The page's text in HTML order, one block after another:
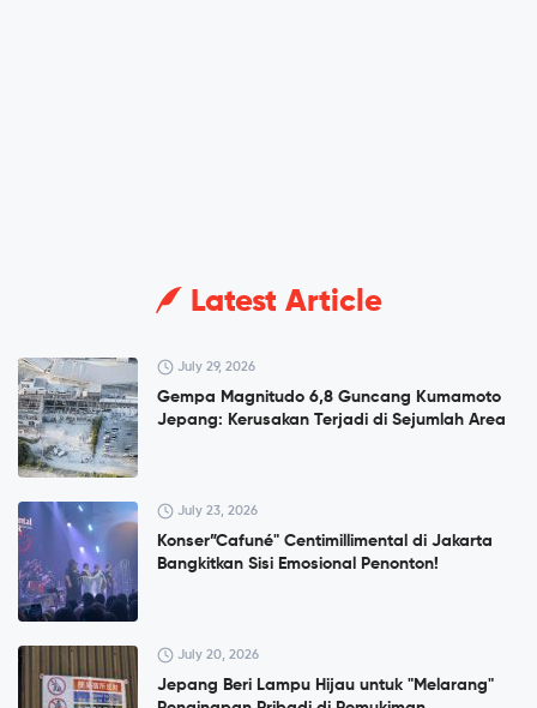
Latest Article
July 29, 2026
Gempa Magnitudo 6,8 Guncang Kumamoto
Jepang: Kerusakan Terjadi di Sejumlah Area
July 23, 2026
Konser”Cafuné" Centimillimental di Jakarta
Bangkitkan Sisi Emosional Penonton!
July 20, 2026
Jepang Beri Lampu Hijau untuk "Melarang"